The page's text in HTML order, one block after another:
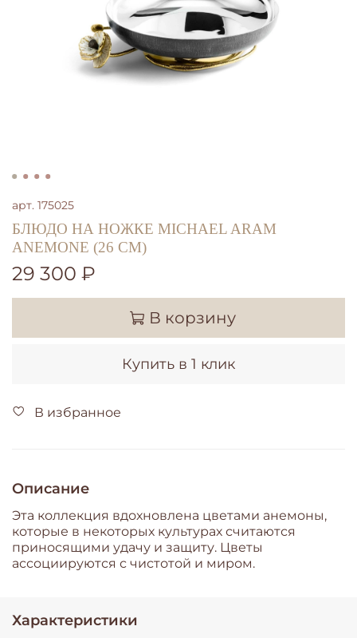
арт. 175025
БЛЮДО НА НОЖКЕ MICHAEL ARAM
ANEMONE (26 СМ)
29 300 ₽
В корзину
Купить в 1 клик
В избранное
Описание
Эта коллекция вдохновлена ​​цветами анемоны,
которые в некоторых культурах считаются
приносящими удачу и защиту. Цветы
ассоциируются с чистотой и миром.
Характеристики